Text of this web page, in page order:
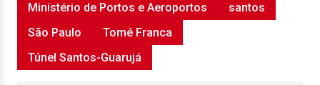
Ministério de Portos e Aeroportos
santos
São Paulo
Tomé Franca
Túnel Santos-Guarujá